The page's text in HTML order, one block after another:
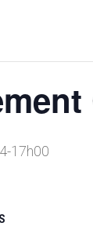
17h00